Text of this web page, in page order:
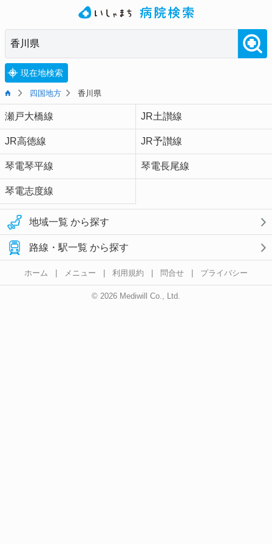
現在地検索
四国地方 香川県
瀬戸大橋線 JR土讃線
JR高徳線 JR予讃線
琴電琴平線 琴電長尾線
琴電志度線
地域一覧 から探す
路線・駅一覧 から探す
ホーム | メニュー | 利用規約 | 問合せ | プライバシー
© 2026 Mediwill Co., Ltd.